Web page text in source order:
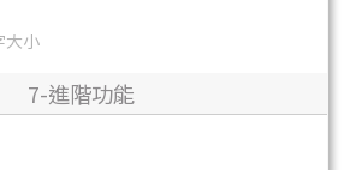
大小
7-進階功能